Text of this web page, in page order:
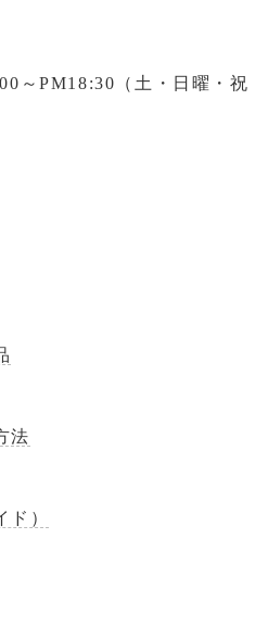
～PM18:30（土・日曜・祝
法
）